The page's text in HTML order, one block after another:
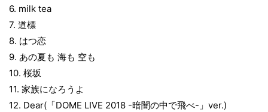
6. milk tea
7. 道標
8. はつ恋
9. あの夏も 海も 空も
10. 桜坂
11. 家族になろうよ
12. Dear(「DOME LIVE 2018 -暗闇の中で飛べ-」ver.)